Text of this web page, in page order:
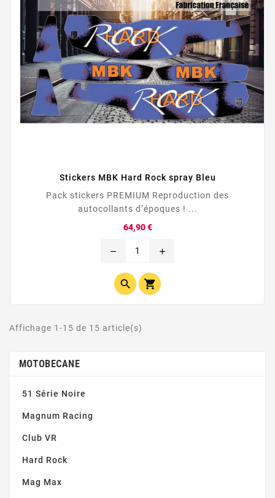
Stickers MBK Hard Rock spray Bleu
Pack stickers PREMIUM Reproduction des
autocollants d’époques ! ...
64,90 €Prix
remove add
 
Affichage 1-15 de 15 article(s)
MOTOBECANE
51 Série Noire
Magnum Racing
Club VR
Hard Rock
Mag Max